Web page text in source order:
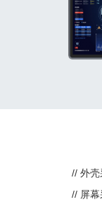
// 外壳
// 屏